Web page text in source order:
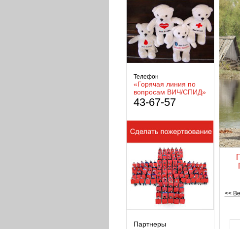
Телефон
«Горячая линия по
вопросам ВИЧ/СПИД»
43-67-57
Партнеры
<<